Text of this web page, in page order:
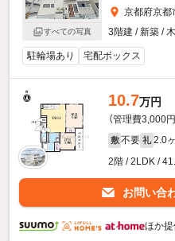
すべての写真
京都府京都
3階建 / 新築 /
駐輪場あり 宅配ボックス
10.7万円
（管理費3,000円
敷 不要 礼 2.0
2階 / 2LDK /
お問い合
ほか